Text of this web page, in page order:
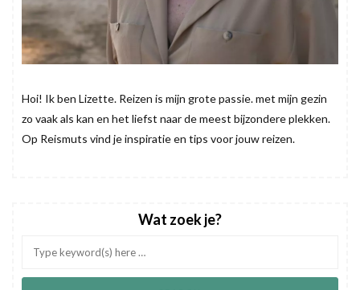
Hoi! Ik ben Lizette. Reizen is mijn grote passie. met mijn gezin
zo vaak als kan en het liefst naar de meest bijzondere plekken.
Op Reismuts vind je inspiratie en tips voor jouw reizen.
Wat zoek je?